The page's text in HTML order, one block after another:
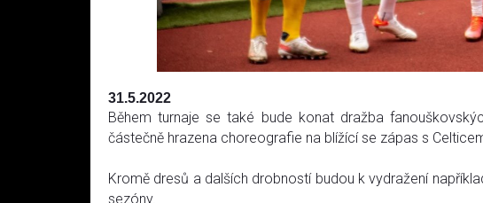
31.5.2022
Během turnaje se také bude konat dražba
částečně hrazena choreografie na blížící se zápas s
Kromě dresů a dalších drobností budou k vydražení
sezóny.